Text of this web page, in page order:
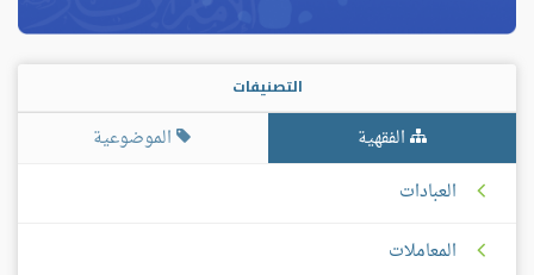
التصنيفات
الفقهية
الموضوعية
العبادات
المعاملات